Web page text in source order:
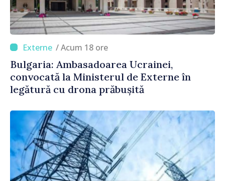
/ Acum 18 ore
Bulgaria: Ambasadoarea Ucrainei,
convocată la Ministerul de Externe în
legătură cu drona prăbușită